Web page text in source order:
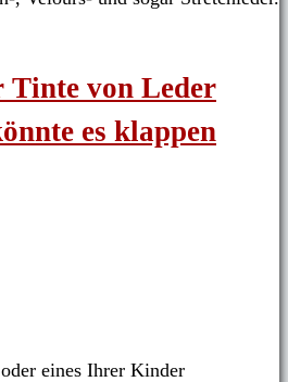
Tinte von Leder
es klappen
eines Ihrer Kinder